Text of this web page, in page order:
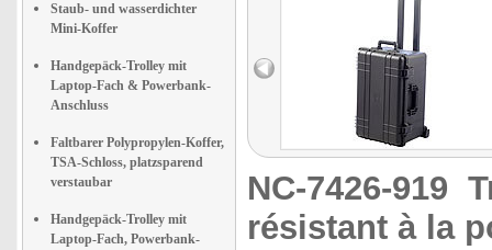
Staub- und wasserdichter
Mini-Koffer
Handgepäck-Trolley mit
Laptop-Fach & Powerbank-
Anschluss
Faltbarer Polypropylen-Koffer,
TSA-Schloss, platzsparend
verstaubar
Handgepäck-Trolley mit
Laptop-Fach, Powerbank-
NC-7426-919
résistant à la